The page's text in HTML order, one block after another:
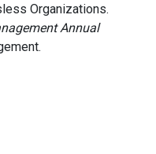
Organizations.
Annual